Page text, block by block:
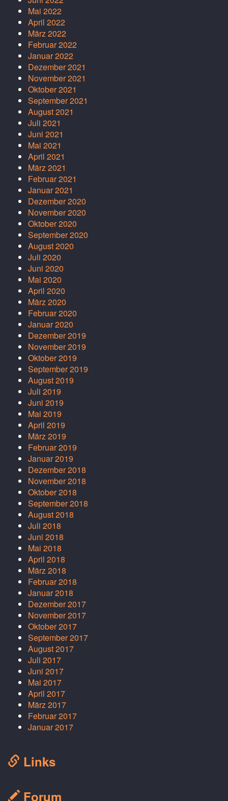
Mai 2022
April 2022
März 2022
Februar 2022
Januar 2022
Dezember 2021
November 2021
Oktober 2021
September 2021
August 2021
Juli 2021
Juni 2021
Mai 2021
April 2021
März 2021
Februar 2021
Januar 2021
Dezember 2020
November 2020
Oktober 2020
September 2020
August 2020
Juli 2020
Juni 2020
Mai 2020
April 2020
März 2020
Februar 2020
Januar 2020
Dezember 2019
November 2019
Oktober 2019
September 2019
August 2019
Juli 2019
Juni 2019
Mai 2019
April 2019
März 2019
Februar 2019
Januar 2019
Dezember 2018
November 2018
Oktober 2018
September 2018
August 2018
Juli 2018
Juni 2018
Mai 2018
April 2018
März 2018
Februar 2018
Januar 2018
Dezember 2017
November 2017
Oktober 2017
September 2017
August 2017
Juli 2017
Juni 2017
Mai 2017
April 2017
März 2017
Februar 2017
Januar 2017
Links
Forum